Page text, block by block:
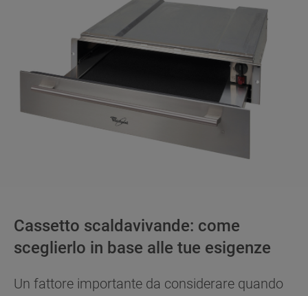
Cassetto scaldavivande: come
sceglierlo in base alle tue esigenze
Un fattore importante da considerare quando